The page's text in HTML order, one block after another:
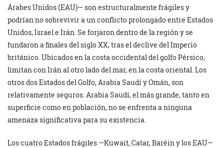
Árabes Unidos (EAU)— son estructuralmente frágiles y
podrían no sobrevivir a un conflicto prolongado entre Estados
Unidos, Israel e Irán. Se forjaron dentro de la región y se
fundaron a finales del siglo XX, tras el declive del Imperio
británico. Ubicados en la costa occidental del golfo Pérsico,
limitan con Irán al otro lado del mar, en la costa oriental. Los
otros dos Estados del Golfo, Arabia Saudí y Omán, son
relativamente seguros. Arabia Saudí, el más grande, tanto en
superficie como en población, no se enfrenta a ninguna
amenaza significativa para su existencia.
Los cuatro Estados frágiles —Kuwait, Catar, Baréin y los EAU—